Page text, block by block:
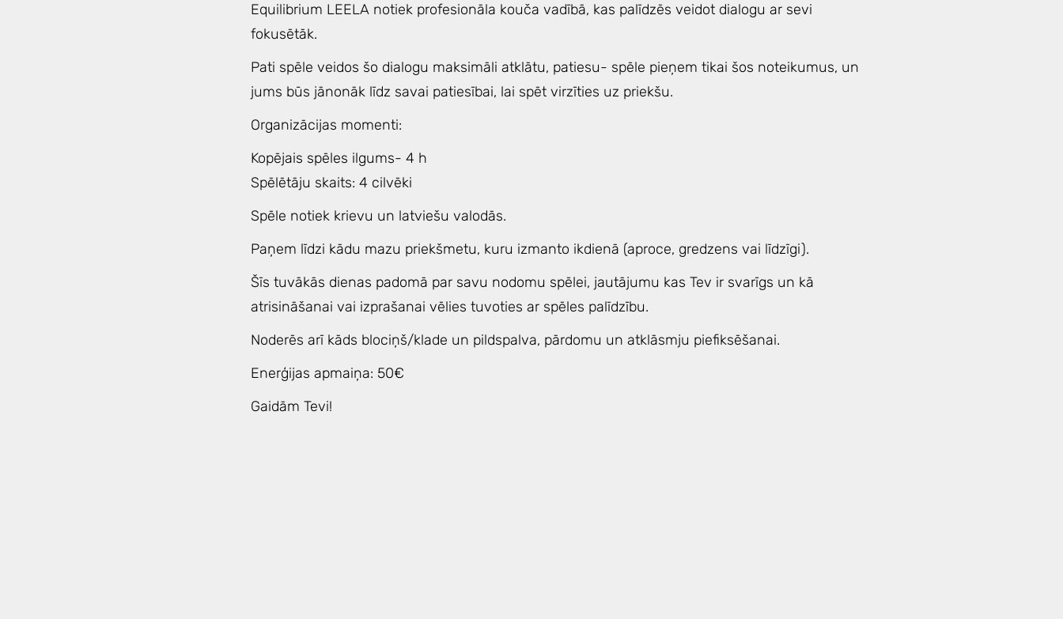
Equilibrium LEELA notiek profesionāla kouča vadībā, kas palīdzēs veidot dialogu ar sevi
fokusētāk.
Pati spēle veidos šo dialogu maksimāli atklātu, patiesu- spēle pieņem tikai šos noteikumus, un
jums būs jānonāk līdz savai patiesībai, lai spēt virzīties uz priekšu.
Organizācijas momenti:
Kopējais spēles ilgums- 4 h
Spēlētāju skaits: 4 cilvēki
Spēle notiek krievu un latviešu valodās.
Paņem līdzi kādu mazu priekšmetu, kuru izmanto ikdienā (aproce, gredzens vai līdzīgi).
Šīs tuvākās dienas padomā par savu nodomu spēlei, jautājumu kas Tev ir svarīgs un kā
atrisināšanai vai izprašanai vēlies tuvoties ar spēles palīdzību.
Noderēs arī kāds blociņš/klade un pildspalva, pārdomu un atklāsmju piefiksēšanai.
Enerģijas apmaiņa: 50€
Gaidām Tevi!